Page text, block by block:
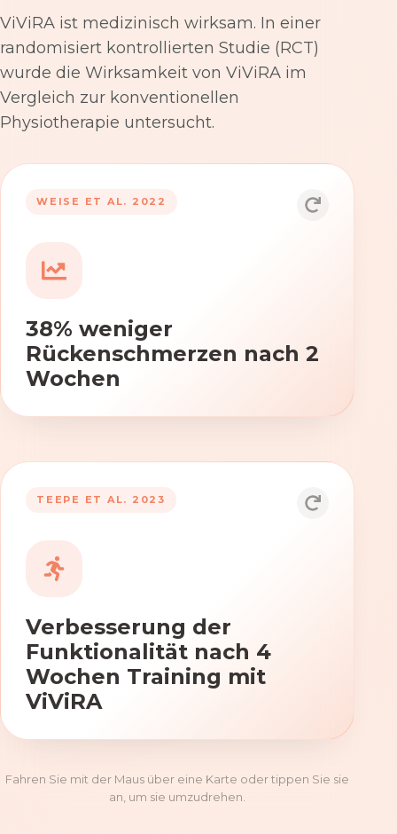
ViViRA ist medizinisch wirksam. In einer
randomisiert kontrollierten Studie (RCT)
wurde die Wirksamkeit von ViViRA im
Vergleich zur konventionellen
Physiotherapie untersucht.
WEISE ET AL. 2022
38% weniger
Rückenschmerzen nach 2
Wochen
53% nach 12 Wochen
TEEPE ET AL. 2023
Verbesserung der
Funktionalität nach 4
Wochen Training mit
ViViRA
Durch die Anwendung von ViViRA
Beweglichkeit und Koordination nach
Fahren Sie mit der Maus über eine Karte oder tippen Sie sie
an, um sie umzudrehen.